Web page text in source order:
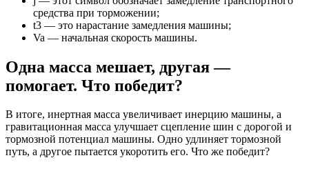
средства при торможении;
t3 — это нарастание замедления машины;
Va — начальная скорость машины.
Одна масса мешает, другая —
помогает. Что победит?
В итоге, инертная масса увеличивает инерцию машины, а
гравитационная масса улучшает сцепление шин с дорогой и
тормозной потенциал машины. Одно удлиняет тормозной
путь, а другое пытается укоротить его. Что же победит?